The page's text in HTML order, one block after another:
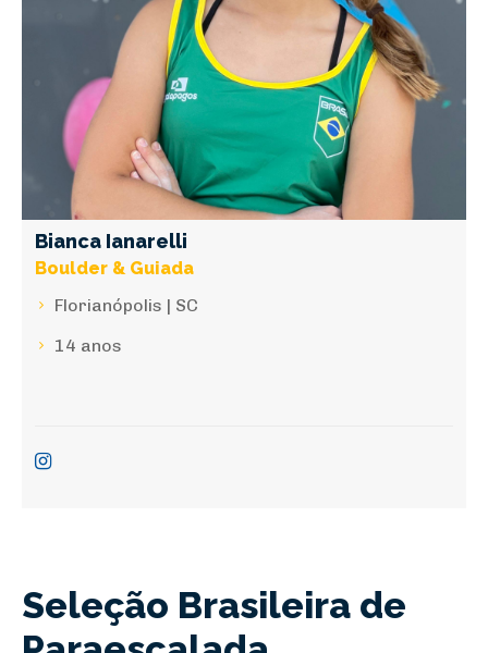
Bianca Ianarelli
Boulder & Guiada
Florianópolis | SC
14 anos
Seleção Brasileira de